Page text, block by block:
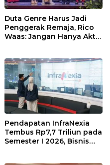
Duta Genre Harus Jadi
Penggerak Remaja, Rico
Waas: Jangan Hanya Aktif
Pendapatan InfraNexia
Tembus Rp7,7 Triliun pada
Semester I 2026, Bisnis